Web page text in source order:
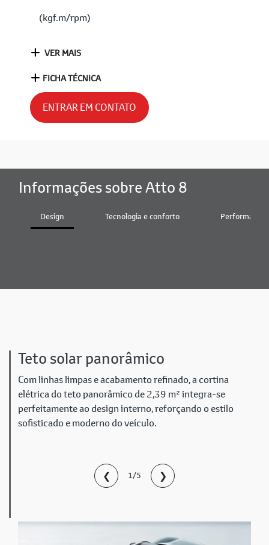
(kgf.m/rpm)
VER MAIS
FICHA TÉCNICA
ENTRAR EM CONTATO
Informações sobre Atto 8
Design Tecnologia e conforto Performance
Teto solar panorâmico
Com linhas limpas e acabamento refinado, a cortina
elétrica do teto panorâmico de 2,39 m² integra-se
perfeitamente ao design interno, reforçando o estilo
sofisticado e moderno do veículo.
❮ 1/5 ❯